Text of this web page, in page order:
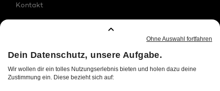
Kontakt
Karriere
Jugendschutz
Datenschutz